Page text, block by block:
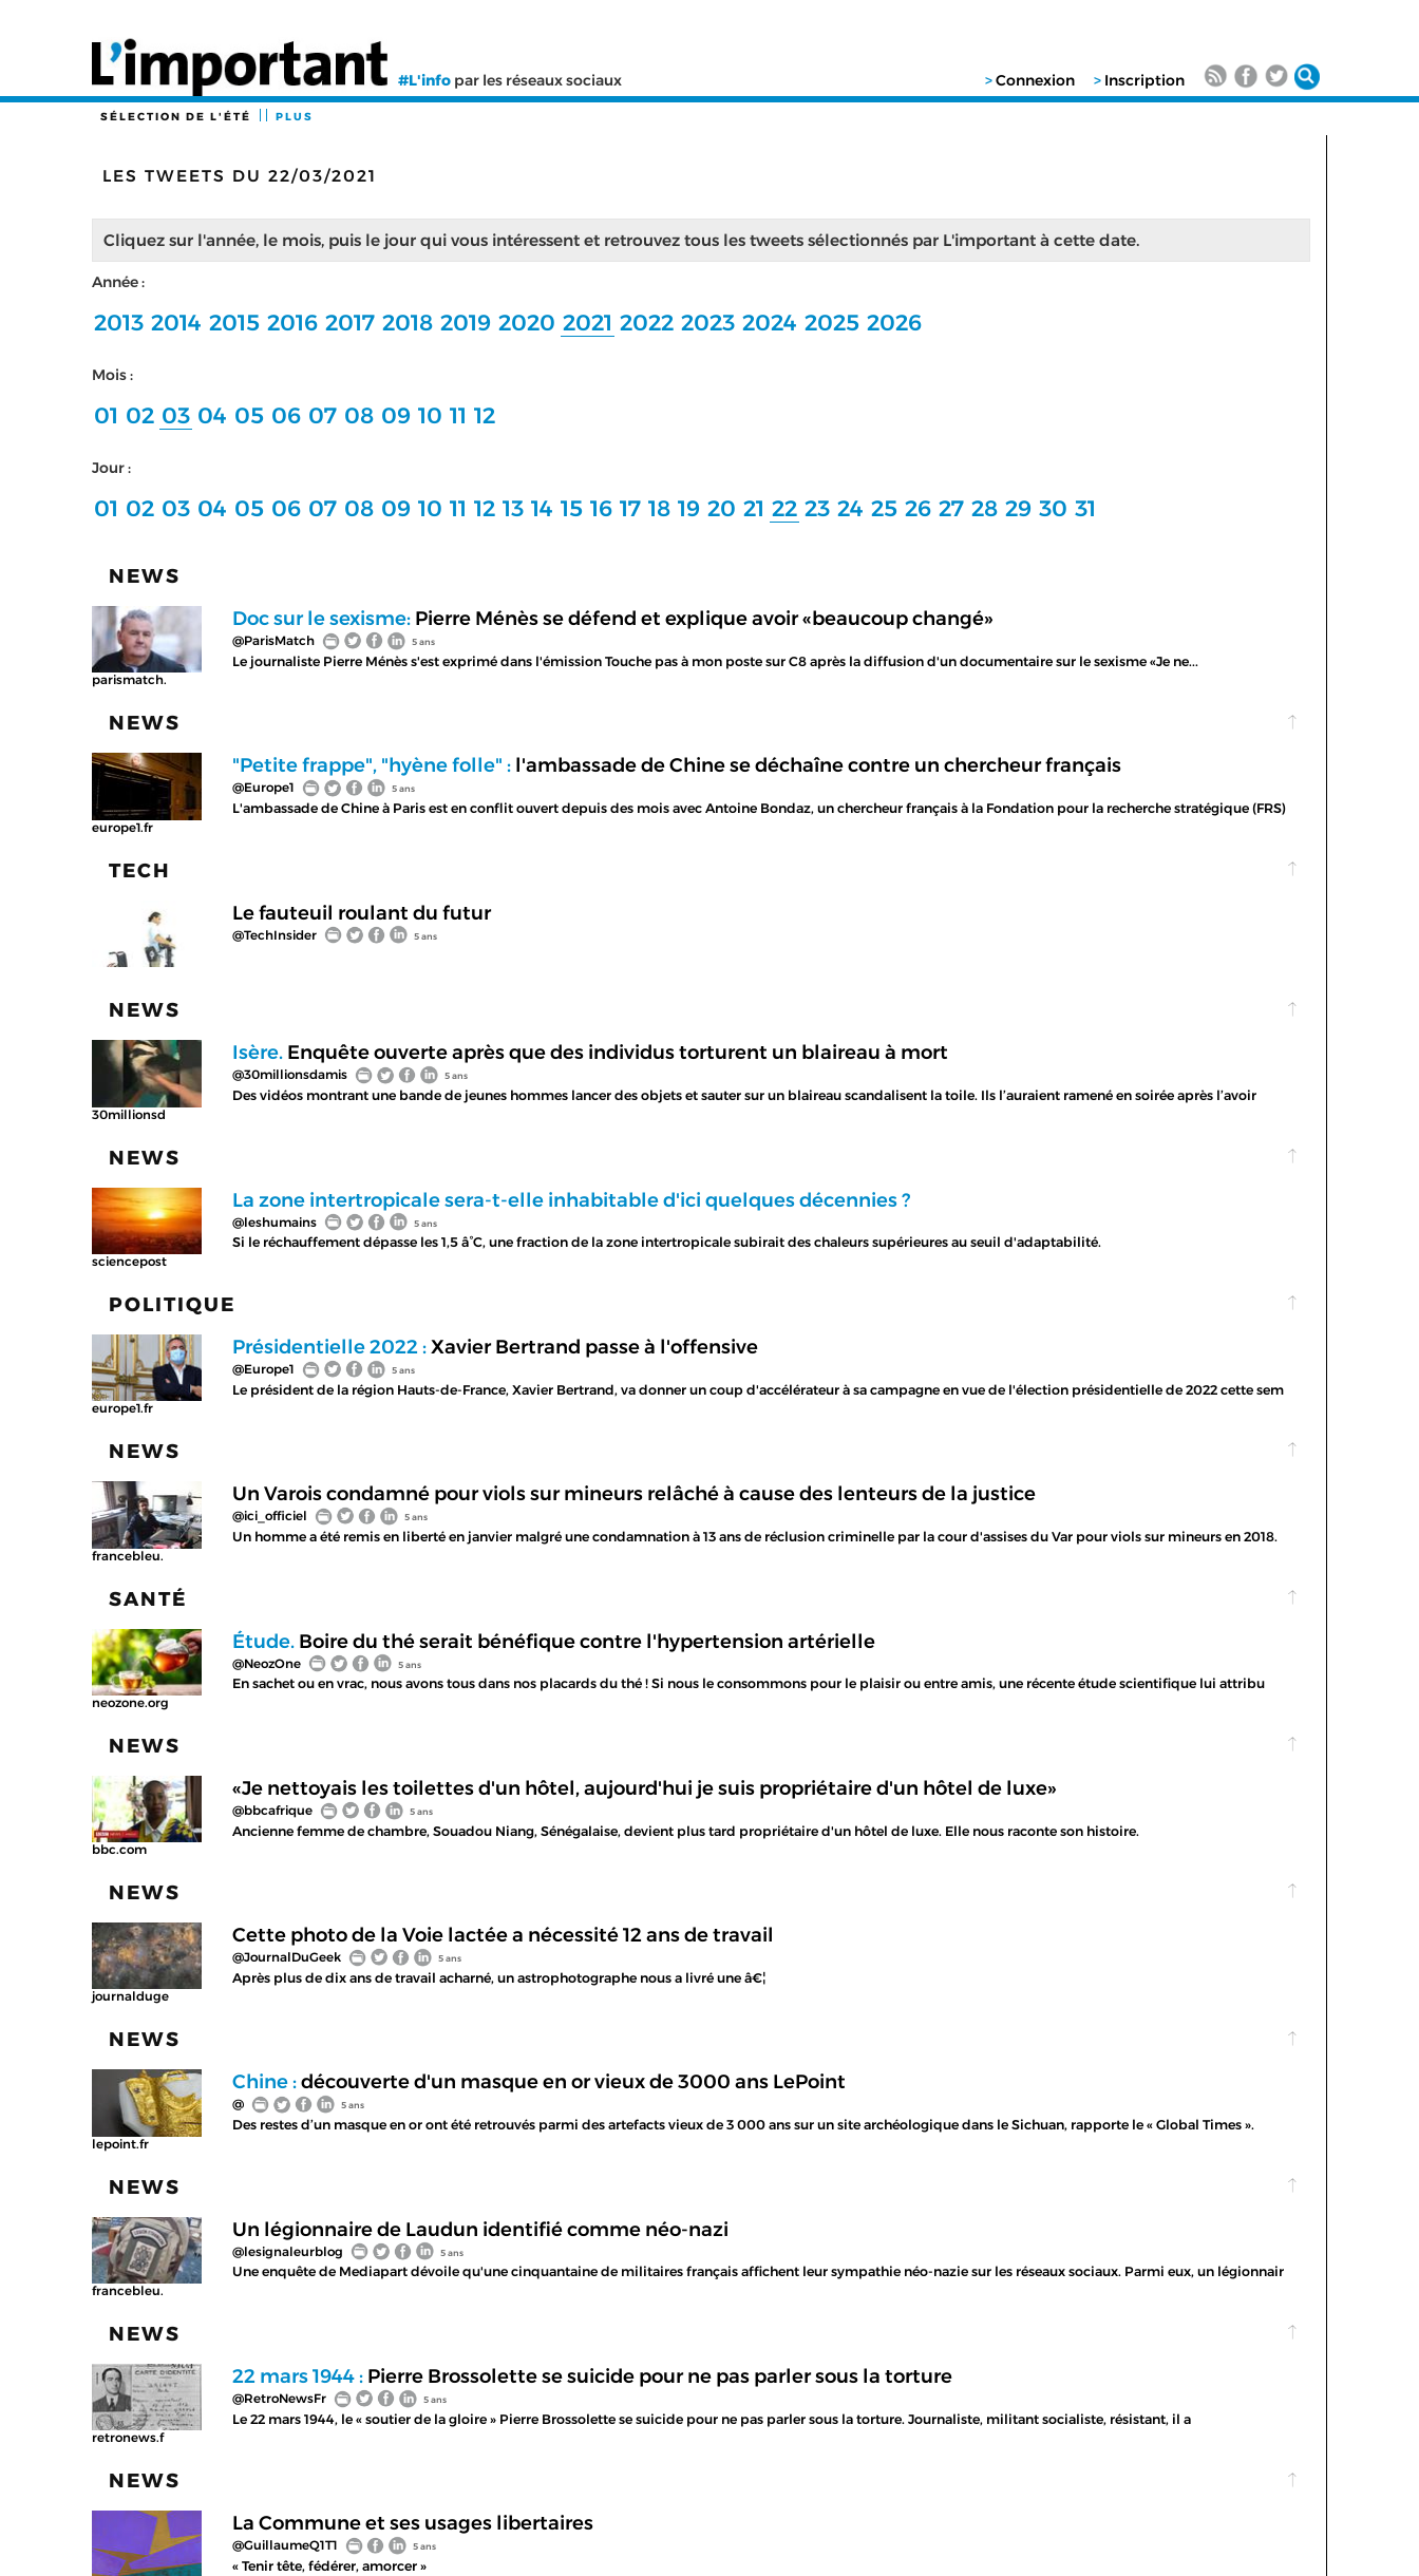
#L'info par les réseaux sociaux >Connexion > Inscription
SÉLECTION DE L'ÉTÉ PLUS
LES TWEETS DU 22/03/2021
Cliquez sur l'année, le mois, puis le jour qui vous intéressent et retrouvez tous les tweets sélectionnés par L'important à cette date.
Année :
2013 2014 2015 2016 2017 2018 2019 2020 2021 2022 2023 2024 2025 2026
Mois :
01 02 03 04 05 06 07 08 09 10 11 12
Jour :
01 02 03 04 05 06 07 08 09 10 11 12 13 14 15 16 17 18 19 20 21 22 23 24 25 26 27 28 29 30 31
NEWS
parismatch.
Doc sur le sexisme: Pierre Ménès se défend et explique avoir «beaucoup changé»
@ParisMatch 5 ans
Le journaliste Pierre Ménès s'est exprimé dans l'émission Touche pas à mon poste sur C8 après la diffusion d'un documentaire sur le sexisme «Je ne...
NEWS
europe1.fr
"Petite frappe", "hyène folle" : l'ambassade de Chine se déchaîne contre un chercheur français
@Europe1 5 ans
L'ambassade de Chine à Paris est en conflit ouvert depuis des mois avec Antoine Bondaz, un chercheur français à la Fondation pour la recherche stratégique (FRS)
TECH
Le fauteuil roulant du futur
@TechInsider 5 ans
NEWS
30millionsd
Isère. Enquête ouverte après que des individus torturent un blaireau à mort
@30millionsdamis 5 ans
Des vidéos montrant une bande de jeunes hommes lancer des objets et sauter sur un blaireau scandalisent la toile. Ils l’auraient ramené en soirée après l’avoir
NEWS
sciencepost
La zone intertropicale sera-t-elle inhabitable d'ici quelques décennies ?
@leshumains 5 ans
Si le réchauffement dépasse les 1,5 â°C, une fraction de la zone intertropicale subirait des chaleurs supérieures au seuil d'adaptabilité.
POLITIQUE
europe1.fr
Présidentielle 2022 :Xavier Bertrand passe à l'offensive
@Europe1 5 ans
Le président de la région Hauts-de-France, Xavier Bertrand, va donner un coup d'accélérateur à sa campagne en vue de l'élection présidentielle de 2022 cette sem
NEWS
francebleu.
Un Varois condamné pour viols sur mineurs relâché à cause des lenteurs de la justice
@ici_officiel 5 ans
Un homme a été remis en liberté en janvier malgré une condamnation à 13 ans de réclusion criminelle par la cour d'assises du Var pour viols sur mineurs en 2018.
SANTÉ
neozone.org
Étude. Boire du thé serait bénéfique contre l'hypertension artérielle
@NeozOne 5 ans
En sachet ou en vrac, nous avons tous dans nos placards du thé ! Si nous le consommons pour le plaisir ou entre amis, une récente étude scientifique lui attribu
NEWS
bbc.com
«Je nettoyais les toilettes d'un hôtel, aujourd'hui je suis propriétaire d'un hôtel de luxe»
@bbcafrique 5 ans
Ancienne femme de chambre, Souadou Niang, Sénégalaise, devient plus tard propriétaire d'un hôtel de luxe. Elle nous raconte son histoire.
NEWS
journalduge
Cette photo de la Voie lactée a nécessité 12 ans de travail
@JournalDuGeek 5 ans
Après plus de dix ans de travail acharné, un astrophotographe nous a livré une â€¦
NEWS
lepoint.fr
Chine :découverte d'un masque en or vieux de 3000 ans LePoint
@ 5 ans
Des restes d’un masque en or ont été retrouvés parmi des artefacts vieux de 3 000 ans sur un site archéologique dans le Sichuan, rapporte le « Global Times ».
NEWS
francebleu.
Un légionnaire de Laudun identifié comme néo-nazi
@lesignaleurblog 5 ans
Une enquête de Mediapart dévoile qu'une cinquantaine de militaires français affichent leur sympathie néo-nazie sur les réseaux sociaux. Parmi eux, un légionnair
NEWS
retronews.f
22 mars 1944 : Pierre Brossolette se suicide pour ne pas parler sous la torture
@RetroNewsFr 5 ans
Le 22 mars 1944, le « soutier de la gloire » Pierre Brossolette se suicide pour ne pas parler sous la torture. Journaliste, militant socialiste, résistant, il a
NEWS
La Commune et ses usages libertaires
@GuillaumeQ1T1 5 ans
« Tenir tête, fédérer, amorcer »